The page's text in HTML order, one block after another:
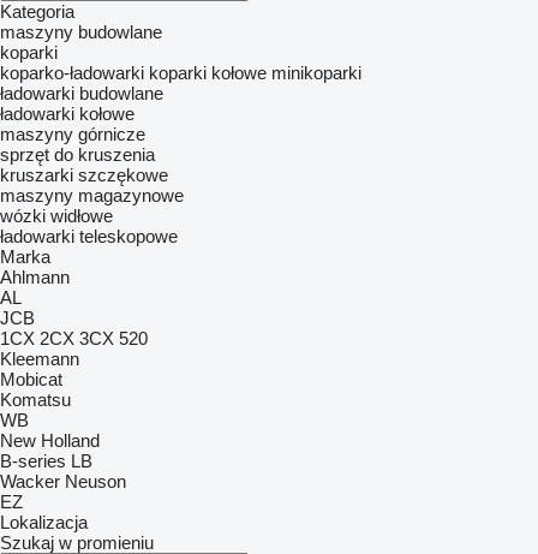
Kategoria
maszyny budowlane
koparki
koparko-ładowarki koparki kołowe minikoparki
ładowarki budowlane
ładowarki kołowe
maszyny górnicze
sprzęt do kruszenia
kruszarki szczękowe
maszyny magazynowe
wózki widłowe
ładowarki teleskopowe
Marka
Ahlmann
AL
JCB
1CX 2CX 3CX 520
Kleemann
Mobicat
Komatsu
WB
New Holland
B-series LB
Wacker Neuson
EZ
Lokalizacja
Szukaj w promieniu